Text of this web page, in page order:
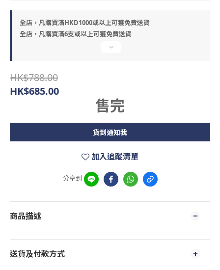
全店，凡購買滿HKD1000或以上可獲免費送貨
全店，凡購買滿6支或以上可獲免費送貨
HK$788.00
HK$685.00
售完
貨到通知我
加入追蹤清單
分享到
商品描述
送貨及付款方式